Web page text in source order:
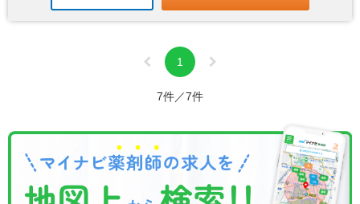
1
7件／7件